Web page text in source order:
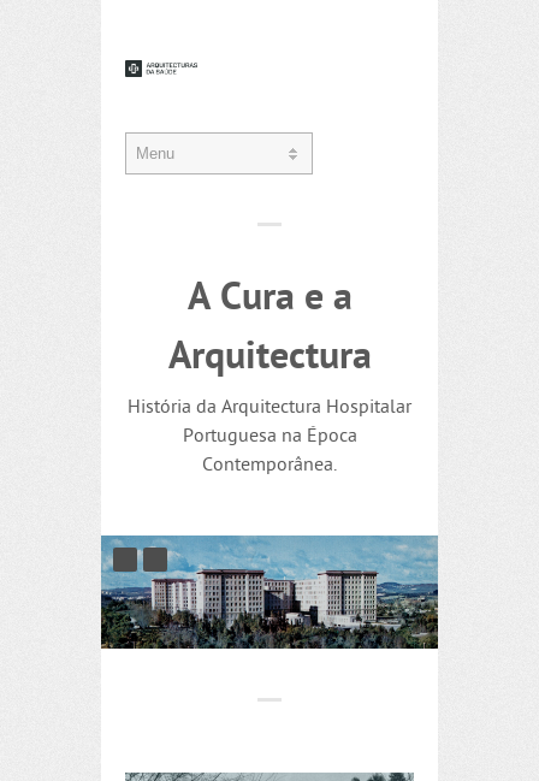
A Cura e a
Arquitectura
História da Arquitectura Hospitalar
Portuguesa na Época
Contemporânea.